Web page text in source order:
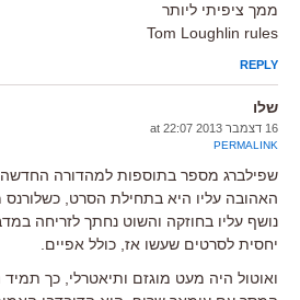
ממך ציפיתי ליותר
Tom Loughlin rules
REPLY
שלו
16 דצמבר 2013 at 22:07
PERMALINK
שפילברג מספר בתוספות למהדורה החדשה
האהובה עליו היא בתחילת הסרט, כשלורנס
נושף עליו בחוזקה והשוט נחתך לזריחה
יחסית לסרטים שעשו אז, כולל אפיים.
ואוטול היה מעט מוגזם ותיאטרלי, כך